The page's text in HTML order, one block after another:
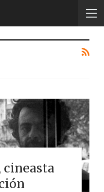
cineasta